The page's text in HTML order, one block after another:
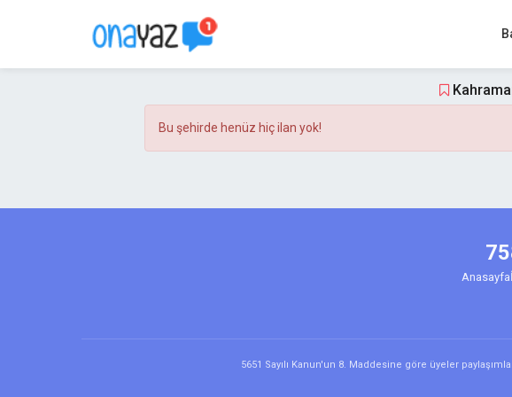
Bu şehirde henüz hiç ilan yok!
Anasayfa
5651 Sayılı Kanun'un 8. Maddesine göre üyeler